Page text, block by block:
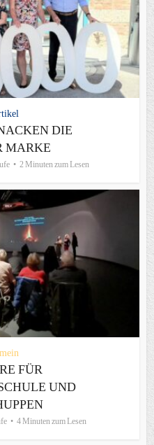
DIE
MARKE
2 Minuten zum Lesen
FÜR
UND
4 Minuten zum Lesen